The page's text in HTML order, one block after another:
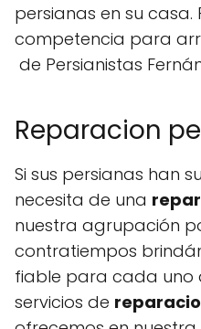
persianas en su casa.
competencia para
de Persianistas
Reparacion
Si sus persianas han
necesita de una
nuestra agrupación
contratiempos
fiable para cada uno
servicios de